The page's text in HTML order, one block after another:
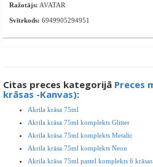
Ražotājs: AVATAR
Svītrkods: 6949905294951
Citas preces kategorijā Preces
krāsas -Kanvas):
Akrila krāsa 75ml
Akrila krāsa 75ml komplekts Glitter
Akrila krāsa 75ml komplekts Metalic
Akrila krāsa 75ml komplekts Neon
Akrila krāsa 75ml pastel komplekts 6 krāsas